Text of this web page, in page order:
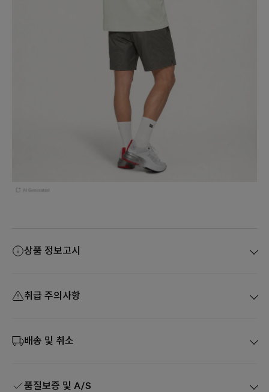
상품 정보고시
취급 주의사항
배송 및 취소
품질보증 및 A/S